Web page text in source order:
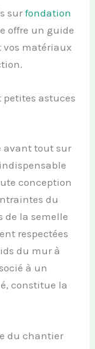
surfondation
offre un guide
matériaux
astuces
avant tout sur
conception
du
de la semelle
respectées
du mur à
à un
constitue la
du chantier